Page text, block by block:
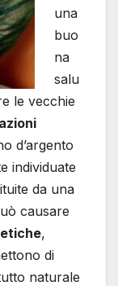
una
buo
na
salu
le vecchie
d’argento
individuate
da una
causare
,
di
naturale